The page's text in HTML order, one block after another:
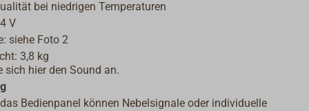
bei niedrigen Temperaturen
V
siehe Foto 2
3,8 kg
sich hier den Sound an.
Bedienpanel können Nebelsignale oder individuelle